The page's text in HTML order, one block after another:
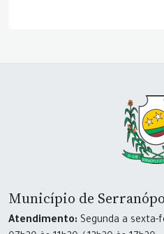
Município de
Atendimento: Segunda a